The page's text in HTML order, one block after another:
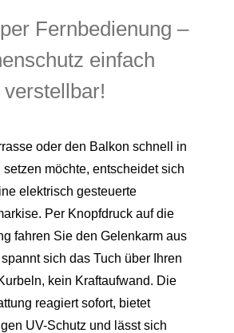
Fernbedienung –
einfach
verstellbar!
oder den Balkon schnell in
möchte, entscheidet sich
elektrisch gesteuerte
Per Knopfdruck auf die
fahren Sie den Gelenkarm aus
sich das Tuch über Ihren
kein Kraftaufwand. Die
reagiert sofort, bietet
UV-Schutz und lässt sich